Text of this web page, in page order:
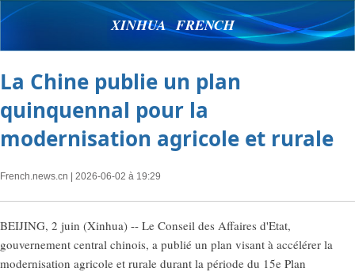
XINHUA FRENCH
La Chine publie un plan
quinquennal pour la
modernisation agricole et rurale
French.news.cn | 2026-06-02 à 19:29
BEIJING, 2 juin (Xinhua) -- Le Conseil des Affaires d'Etat,
gouvernement central chinois, a publié un plan visant à accélérer la
modernisation agricole et rurale durant la période du 15e Plan